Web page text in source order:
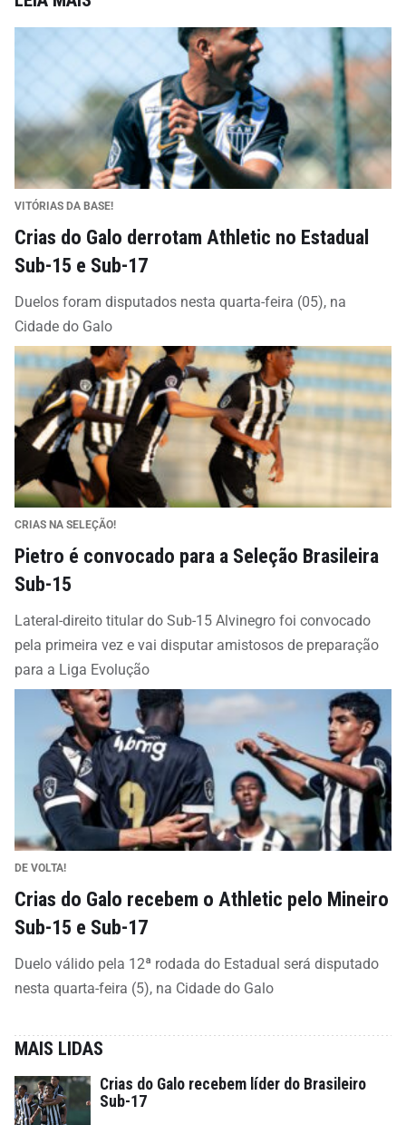
VITÓRIAS DA BASE!
Crias do Galo derrotam Athletic no Estadual
Sub-15 e Sub-17
Duelos foram disputados nesta quarta-feira (05), na
Cidade do Galo
CRIAS NA SELEÇÃO!
Pietro é convocado para a Seleção Brasileira
Sub-15
Lateral-direito titular do Sub-15 Alvinegro foi convocado
pela primeira vez e vai disputar amistosos de preparação
para a Liga Evolução
DE VOLTA!
Crias do Galo recebem o Athletic pelo Mineiro
Sub-15 e Sub-17
Duelo válido pela 12ª rodada do Estadual será disputado
nesta quarta-feira (5), na Cidade do Galo
MAIS LIDAS
Crias do Galo recebem líder do Brasileiro
Sub-17